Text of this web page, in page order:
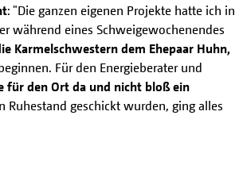
: "Die ganzen eigenen Projekte hatte ich in
während eines Schweigewochenendes
Karmelschwestern dem Ehepaar Huhn,
Für den Energieberater und
für den Ort da und nicht bloß ein
Ruhestand geschickt wurden, ging alles